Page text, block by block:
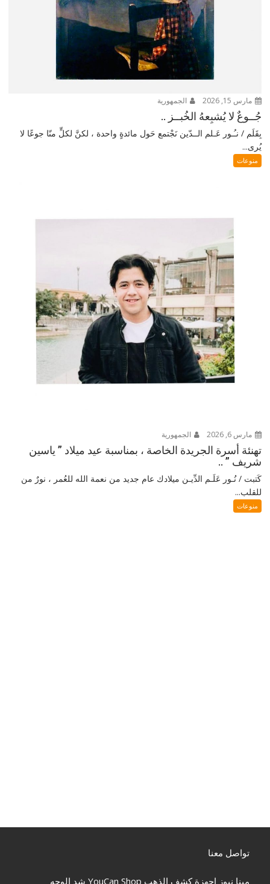
مارس 15, 2026 الجمهورية
جُــوعٌ لا يُشبِعهُ الخُبــز ..
بِقَلَم / نـُـور عَـلم الــدّين نَجْتمع حَول مائدةٍ واحدة ، لكنَّ لكلٍّ منّا جوعًا لا
يُرى...
منوعات
مارس 6, 2026 الجمهورية
تهنئة أسرة الجريدة الخاصة ، بمناسبة عيد ميلاد ” ياسين
شريف ” ..
كَتبت / نُـور عَلَـم الدِّيـن ميلادك عام جديد من نعمة الله للعُمر ، نورٌ من
للقلب...
منوعات
تواصل معنا
مينا نيوز اجهزة كشف الذهب YouCan Shop شد الوجه